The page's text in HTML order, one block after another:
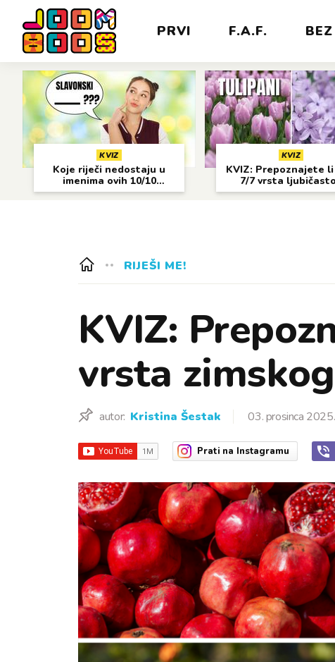
PRVI F.A.F.
KVIZ
Koje riječi nedostaju u
imenima ovih 10/10
gradova?
KVIZ
KVIZ: Prepoznajete li
7/7 vrsta
cvijeća?
RIJEŠI ME!
KVIZ:
vrsta
autor: Kristina Šestak 03. prosinca 2025.
Prati na Instagramu